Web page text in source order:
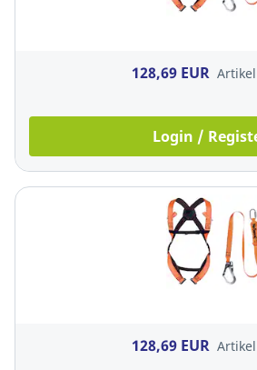
128,69 EUR Artikel
Login /
128,69 EUR Artikel